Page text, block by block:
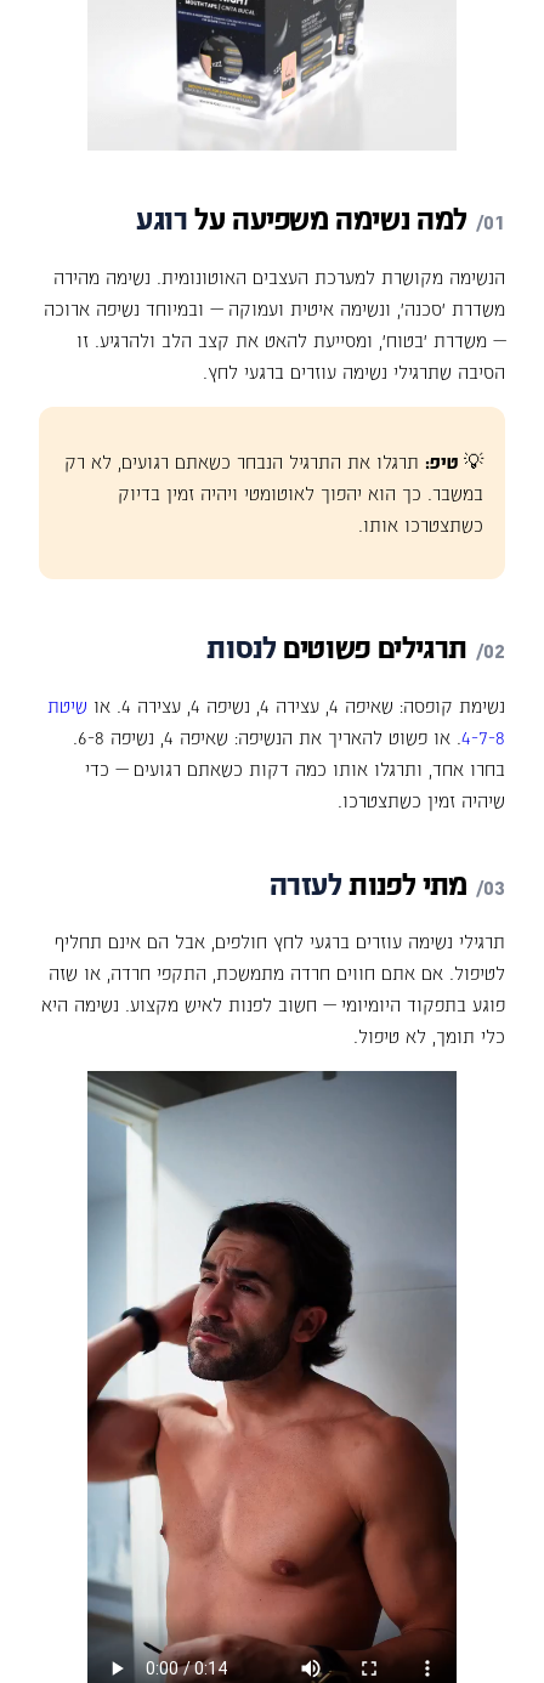
למה נשימה משפיעה עלרוגע
הנשימה מקושרת למערכת העצבים האוטונומית. נשימה מהירה
משדרת 'סכנה', ונשימה איטית ועמוקה — ובמיוחד נשיפה ארוכה
— משדרת 'בטוח', ומסייעת להאט את קצב הלב ולהרגיע. זו
הסיבה שתרגילי נשימה עוזרים ברגעי לחץ.
💡 טיפ: תרגלו את התרגיל הנבחר כשאתם רגועים, לא רק
במשבר. כך הוא יהפוך לאוטומטי ויהיה זמין בדיוק
כשתצטרכו אותו.
תרגילים פשוטים לנסות
נשימת קופסה: שאיפה 4, עצירה 4, נשיפה 4, עצירה 4. או
שיטת
4-7-8
בחרו אחד, ותרגלו אותו כמה דקות כשאתם רגועים — כדי
שיהיה זמין כשתצטרכו.
מתילפנות לעזרה
תרגילי נשימה עוזרים ברגעי לחץ חולפים, אבל הם אינם תחליף
לטיפול. אם אתם חווים חרדה מתמשכת, התקפי חרדה, או שזה
פוגע בתפקוד היומיומי — חשוב לפנות לאיש מקצוע. נשימה היא
כלי תומך, לא טיפול.